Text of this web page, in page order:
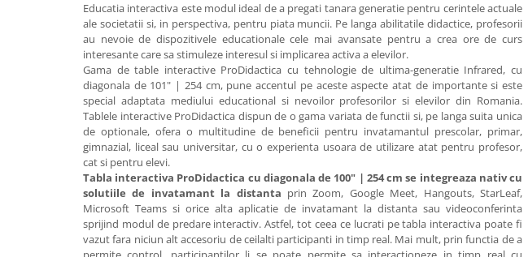
Accesorii Laptopuri
All in One/PC
Conectivitate si Accesorii
Tablete si Accesorii
Imprimante si Multifunctionale
Multifunctionale
Imprimante si Scanere 3D
Educatia interactiva este modul ideal de a pregati tanara generatie pentru cerintele actuale
ale societatii si, in perspectiva, pentru piata muncii. Pe langa abilitatile didactice, profesorii
au nevoie de dispozitivele educationale cele mai avansate pentru a crea ore de curs
interesante care sa stimuleze interesul si implicarea activa a elevilor.
Gama de table interactive ProDidactica cu tehnologie de ultima-generatie Infrared, cu
diagonala de 101" | 254 cm, pune accentul pe aceste aspecte atat de importante si este
special adaptata mediului educational si nevoilor profesorilor si elevilor din Romania.
Tablele interactive ProDidactica dispun de o gama variata de functii si, pe langa suita unica
de optionale, ofera o multitudine de beneficii pentru invatamantul prescolar, primar,
gimnazial, liceal sau universitar, cu o experienta usoara de utilizare atat pentru profesor,
cat si pentru elevi.
Tabla interactiva ProDidactica cu diagonala de 100" | 254 cm se integreaza nativ cu
solutiile de invatamant la distanta prin Zoom, Google Meet, Hangouts, StarLeaf,
Microsoft Teams si orice alta aplicatie de invatamant la distanta sau videoconferinta
sprijind modul de predare interactiv. Astfel, tot ceea ce lucrati pe tabla interactiva poate fi
vazut fara niciun alt accesoriu de ceilalti participanti in timp real. Mai mult, prin functia de a